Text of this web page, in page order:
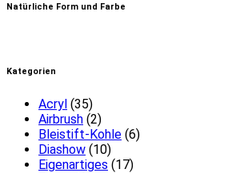
Natürliche Form und Farbe
Kategorien
Acryl (35)
Airbrush (2)
Bleistift-Kohle (6)
Diashow (10)
Eigenartiges (17)